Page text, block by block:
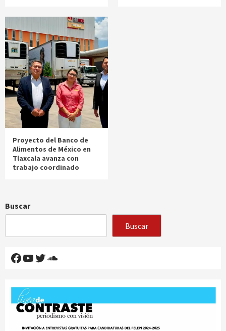
Proyecto del Banco de
Alimentos de México en
Tlaxcala avanza con
trabajo coordinado
Buscar
Buscar
Facebook
YouTube
Twitter
SoundCloud